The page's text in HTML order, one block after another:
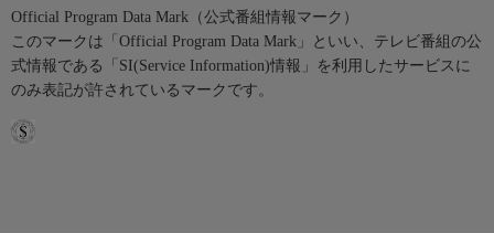
Official Program Data Mark（公式番組情報マーク）
このマークは「Official Program Data Mark」といい、テレビ番組の公
式情報である「SI(Service Information)情報」を利用したサービスに
のみ表記が許されているマークです。